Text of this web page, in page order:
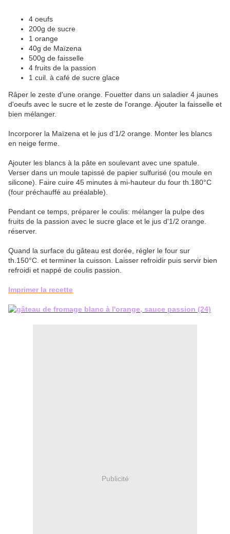
4 oeufs
200g de sucre
1 orange
40g de Maïzena
500g de faisselle
4 fruits de la passion
1 cuil. à café de sucre glace
Râper le zeste d'une orange. Fouetter dans un saladier 4 jaunes
d'oeufs avec le sucre et le zeste de l'orange. Ajouter la faisselle et
bien mélanger.
Incorporer la Maïzena et le jus d'1/2 orange. Monter les blancs
en neige ferme.
Ajouter les blancs à la pâte en soulevant avec une spatule.
Verser dans un moule tapissé de papier sulfurisé (ou moule en
silicone). Faire cuire 45 minutes à mi-hauteur du four th.180°C
(four préchauffé au préalable).
Pendant ce temps, préparer le coulis: mélanger la pulpe des
fruits de la passion avec le sucre glace et le jus d'1/2 orange.
réserver.
Quand la surface du gâteau est dorée, régler le four sur
th.150°C. et terminer la cuisson. Laisser refroidir puis servir bien
refroidi et nappé de coulis passion.
Imprimer la recette
Publicité